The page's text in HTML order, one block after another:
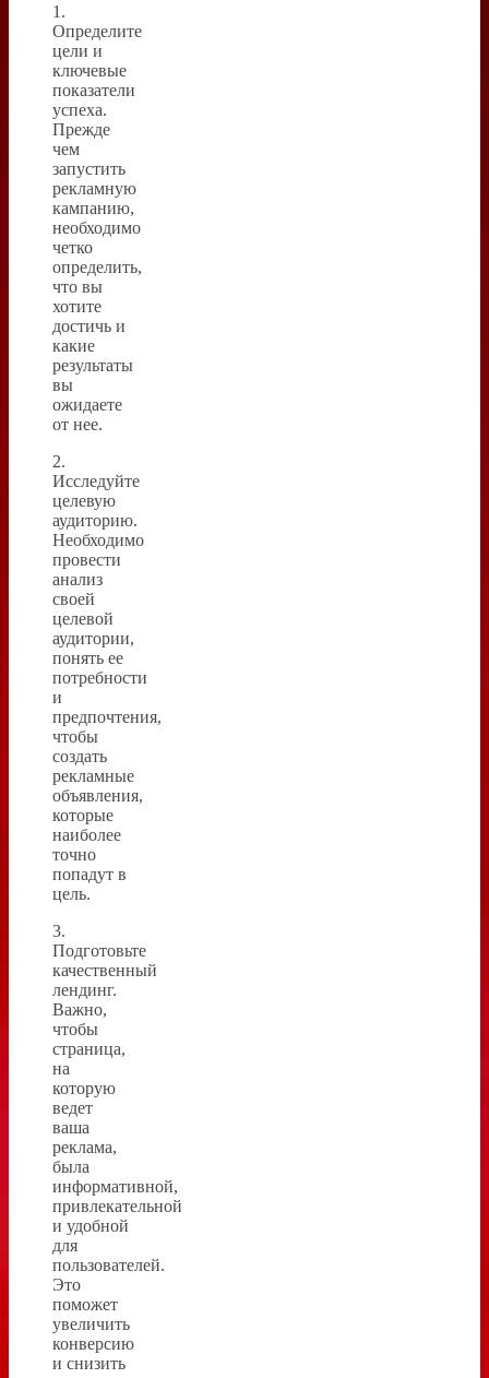
1.
Определите
цели и
ключевые
показатели
успеха.
Прежде
чем
запустить
рекламную
кампанию,
необходимо
четко
определить,
что вы
хотите
достичь и
какие
результаты
вы
ожидаете
от нее.
2.
Исследуйте
целевую
аудиторию.
Необходимо
провести
анализ
своей
целевой
аудитории,
понять ее
потребности
и
предпочтения,
чтобы
создать
рекламные
объявления,
которые
наиболее
точно
попадут в
цель.
3.
Подготовьте
качественный
лендинг.
Важно,
чтобы
страница,
на
которую
ведет
ваша
реклама,
была
информативной,
привлекательной
и удобной
для
пользователей.
Это
поможет
увеличить
конверсию
и снизить